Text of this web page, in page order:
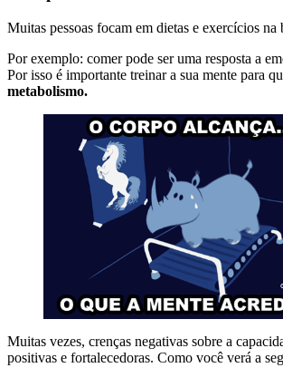
Muitas pessoas focam em dietas e exercícios
Por exemplo: comer pode ser uma resposta a
Por isso é importante treinar a sua mente para
metabolismo.
Muitas vezes, crenças negativas sobre a
positivas e fortalecedoras. Como você verá a